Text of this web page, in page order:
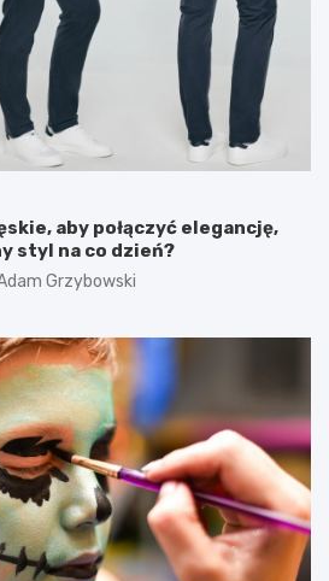
aby połączyć elegancję,
styl na co dzień?
Grzybowski